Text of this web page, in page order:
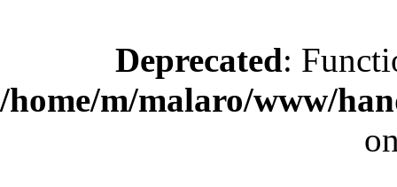
Deprecated:
/home/m/malaro/www/